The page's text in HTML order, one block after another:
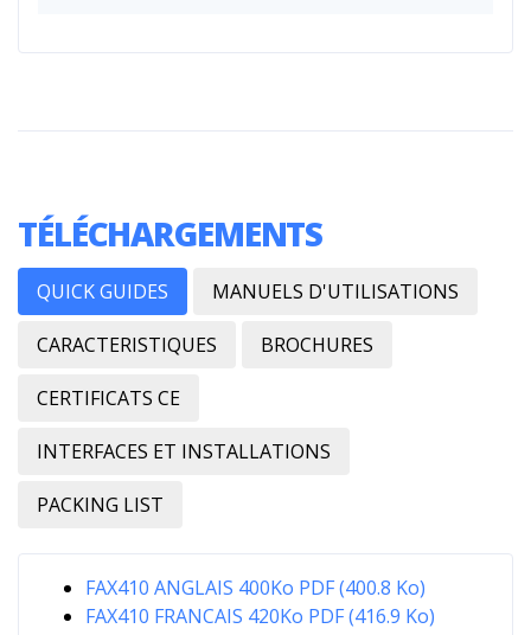
TÉLÉCHARGEMENTS
QUICK GUIDES MANUELS D'UTILISATIONS
CARACTERISTIQUES BROCHURES
CERTIFICATS CE
INTERFACES ET INSTALLATIONS
PACKING LIST
FAX410 ANGLAIS 400Ko PDF (400.8 Ko)
FAX410 FRANCAIS 420Ko PDF (416.9 Ko)